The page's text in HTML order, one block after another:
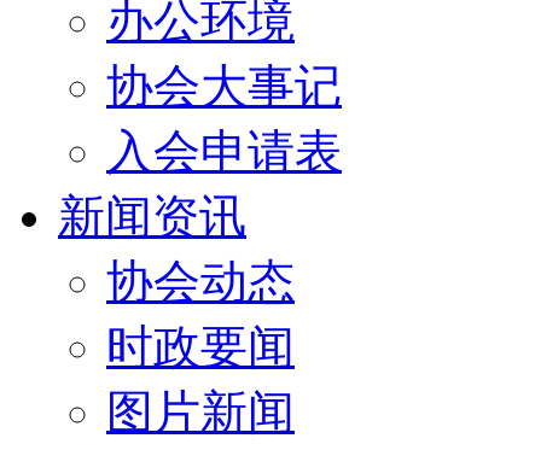
办公环境
协会大事记
入会申请表
新闻资讯
协会动态
时政要闻
图片新闻